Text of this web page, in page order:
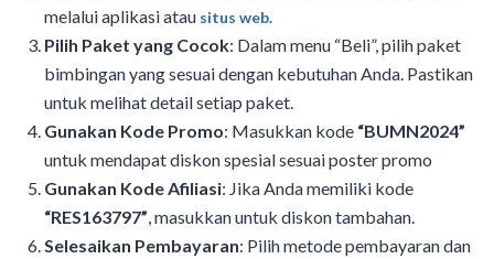
melalui aplikasi atau situs web.
Pilih Paket yang Cocok: Dalam menu “Beli”, pilih paket
bimbingan yang sesuai dengan kebutuhan Anda. Pastikan
untuk melihat detail setiap paket.
Gunakan Kode Promo: Masukkan kode “BUMN2024”
untuk mendapat diskon spesial sesuai poster promo
Gunakan Kode Afiliasi: Jika Anda memiliki kode
“RES163797”, masukkan untuk diskon tambahan.
Selesaikan Pembayaran: Pilih metode pembayaran dan